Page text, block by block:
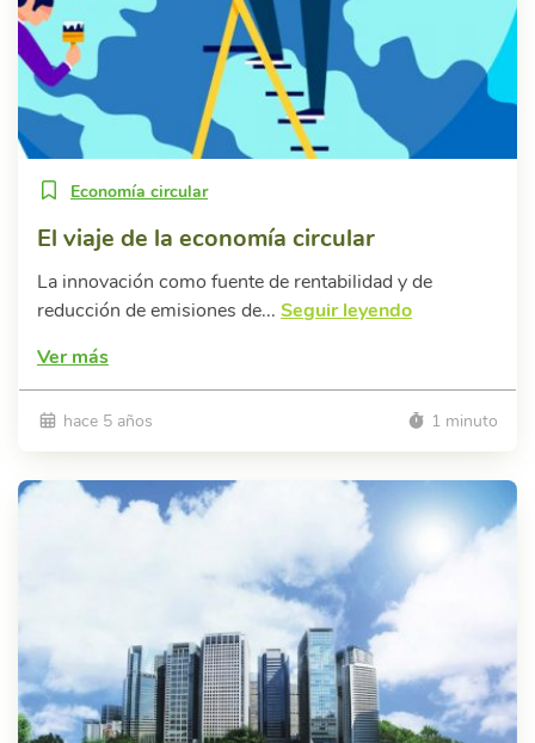
Economía circular
El viaje de la economía circular
La innovación como fuente de rentabilidad y de
reducción de emisiones de... Seguir leyendo
Ver más
hace 5 años 1 minuto